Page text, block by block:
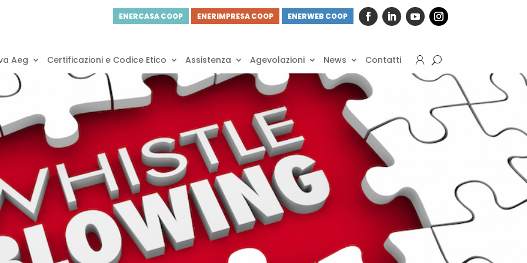
ENERCASA COOP ENERIMPRESA COOP ENERWEB COOP
Aeg Certificazioni e Codice Etico Assistenza Agevolazioni News Contatti